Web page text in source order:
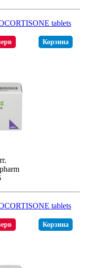
tablets
Корзина
tablets
Корзина